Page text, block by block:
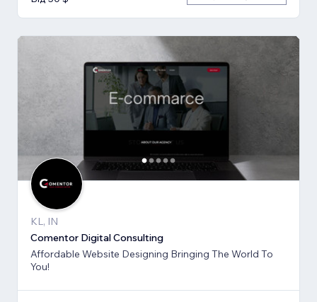
KL, IN
Comentor Digital Consulting
Affordable Website Designing Bringing The World To
You!